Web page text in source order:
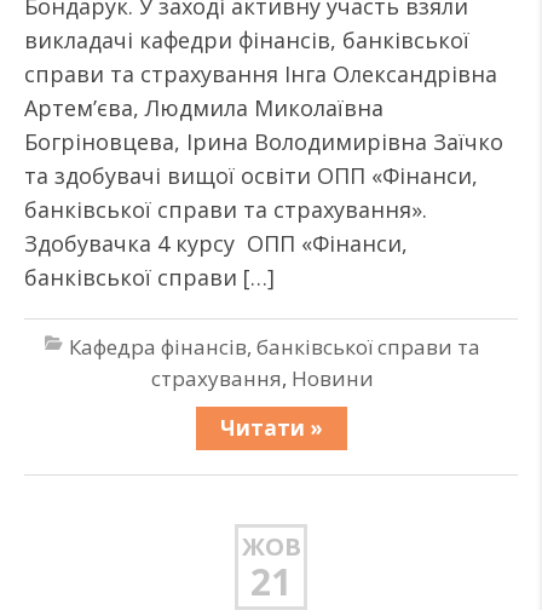
Бондарук. У заході активну участь взяли
викладачі кафедри фінансів, банківської
справи та страхування Інга Олександрівна
Артем’єва, Людмила Миколаївна
Богріновцева, Ірина Володимирівна Заїчко
та здобувачі вищої освіти ОПП «Фінанси,
банківської справи та страхування».
Здобувачка 4 курсу ОПП «Фінанси,
банківської справи […]
Кафедра фінансів, банківської справи та
страхування, Новини
Читати »
ЖОВ
21